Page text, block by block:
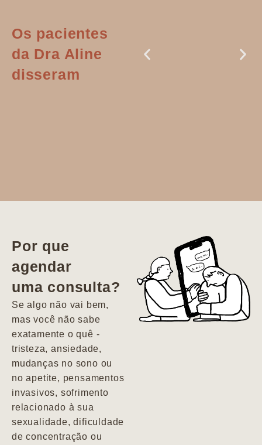
Os pacientes
da Dra Aline
disseram
vida. Ela me
encontrou num
estado misto de
depressão e
agitação com
pensamentos
Por que
agendar
uma consulta?
Se algo não vai bem,
mas você não sabe
exatamente o quê -
tristeza, ansiedade,
mudanças no sono ou
no apetite, pensamentos
invasivos, sofrimento
relacionado à sua
sexualidade, dificuldade
de concentração ou